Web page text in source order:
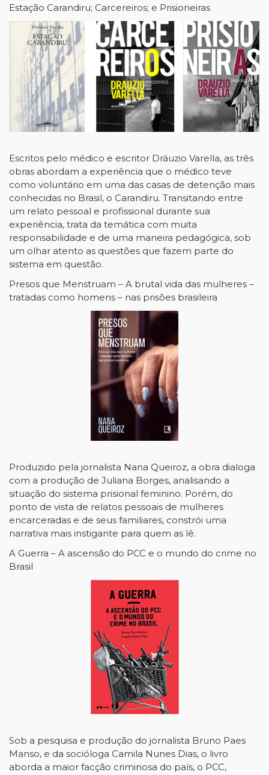
Estação Carandiru; Carcereiros; e Prisioneiras
Escritos pelo médico e escritor Dráuzio Varella, as três
obras abordam a experiência que o médico teve
como voluntário em uma das casas de detenção mais
conhecidas no Brasil, o Carandiru. Transitando entre
um relato pessoal e profissional durante sua
experiência, trata da temática com muita
responsabilidade e de uma maneira pedagógica, sob
um olhar atento as questões que fazem parte do
sistema em questão.
Presos que Menstruam – A brutal vida das mulheres –
tratadas como homens – nas prisões brasileira
Produzido pela jornalista Nana Queiroz, a obra dialoga
com a produção de Juliana Borges, analisando a
situação do sistema prisional feminino. Porém, do
ponto de vista de relatos pessoais de mulheres
encarceradas e de seus familiares, constrói uma
narrativa mais instigante para quem as lê.
A Guerra – A ascensão do PCC e o mundo do crime no
Brasil
Sob a pesquisa e produção do jornalista Bruno Paes
Manso, e da socióloga Camila Nunes Dias, o livro
aborda a maior facção criminosa do país, o PCC,